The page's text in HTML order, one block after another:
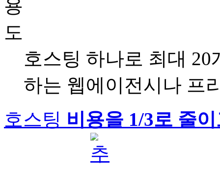
호스팅 하나로 최대
하는 웹에이전시나 프
호스팅 비용을 1/3로 줄